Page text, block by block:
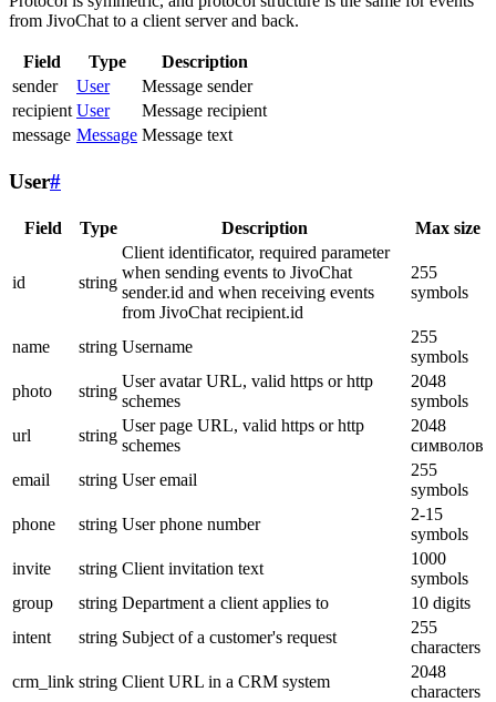
from JivoChat to a client server and back.
Field Type
Description
sender
User
Message sender
recipient User
Message recipient
message Message Message text
User#
Field Type Description Max size
id string
Client identificator, required parameter
when sending events to JivoChat
sender.id and when receiving events
from JivoChat recipient.id
255
symbols
name string Username
255
symbols
photo
string
User avatar URL, valid https or http
schemes
2048
symbols
url
string
User page URL, valid https or http
schemes
2048
символов
email
string User email
255
symbols
phone
string User phone number
2-15
symbols
invite
string Client invitation text
1000
symbols
group
string Department a client applies to
10 digits
intent
string Subject of a customer's request
255
characters
crm_link string Client URL in a CRM system
2048
characters